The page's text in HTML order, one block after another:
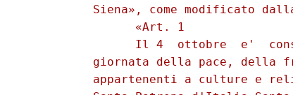
Siena», come modificato
                «Art. 1
Il 4  ottobre  e'
giornata della pace, della
appartenenti a culture e